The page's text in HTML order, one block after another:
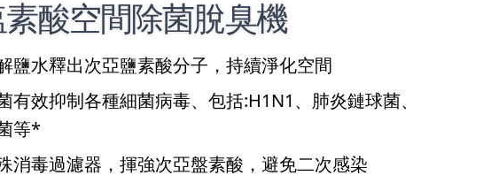
酸空間除菌脫臭機
鹽水釋出次亞鹽素酸分子，持續淨化空間
有效抑制各種細菌病毒、包括:H1N1、肺炎鏈球菌、
等*
消毒過濾器，揮強次亞盤素酸，避免二次感染